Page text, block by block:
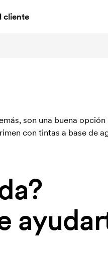
cliente
son una buena
con tintas a base de